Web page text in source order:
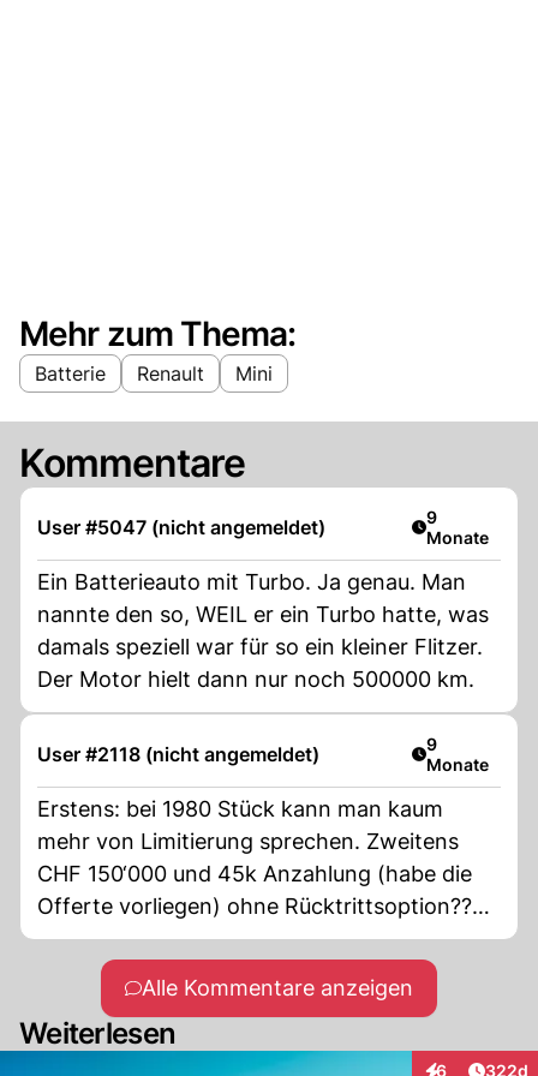
Mehr zum Thema:
Batterie Renault Mini
Kommentare
User #5047 (nicht angemeldet) Artikel
9
Monate
Ein Batterieauto mit Turbo. Ja genau. Man
nannte den so, WEIL er ein Turbo hatte, was
damals speziell war für so ein kleiner Flitzer.
Der Motor hielt dann nur noch 500000 km.
User #2118 (nicht angemeldet) Artikel
9
Monate
Erstens: bei 1980 Stück kann man kaum
mehr von Limitierung sprechen. Zweitens
CHF 150‘000 und 45k Anzahlung (habe die
Offerte vorliegen) ohne Rücktrittsoption??
für einen Renault?? Mutig! Ich denke die sind
keine 12 Monate nach Einführung mit 30-
40% Abschlag zu haben. Dann kann man die
dann auch Probefahren.
Alle Kommentare anzeigen
Weiterlesen
6 322d